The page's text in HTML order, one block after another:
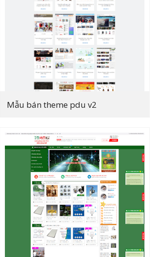
Mẫu bán theme pdu v2